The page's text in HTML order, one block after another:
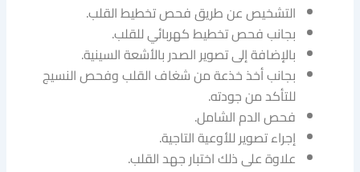
التشخيص عن طريق فحص تخطيط القلب.
بجانب فحص تخطيط كهربائي للقلب.
بالإضافة إلى تصوير الصدر بالأشعة السينية.
بجانب أخذ خذعة من شغاف القلب وفحص النسيج
للتأكد من جودته.
فحص الدم الشامل.
إجراء تصوير للأوعية التاجية.
علاوة على ذلك اختبار جهد القلب.